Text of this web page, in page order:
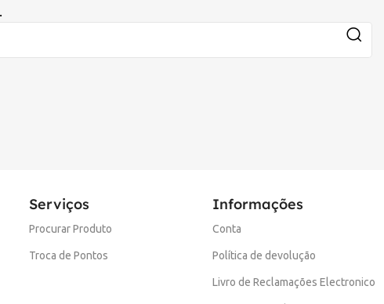
Serviços
Procurar Produto
Troca de Pontos
Informações
Conta
Política de devolução
Livro de Reclamações Electronico